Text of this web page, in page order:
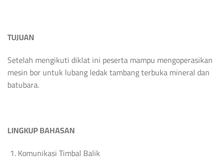
TUJUAN
Setelah mengikuti diklat ini peserta mampu mengoperasikan
mesin bor untuk lubang ledak tambang terbuka mineral dan
batubara.
LINGKUP BAHASAN
Komunikasi Timbal Balik